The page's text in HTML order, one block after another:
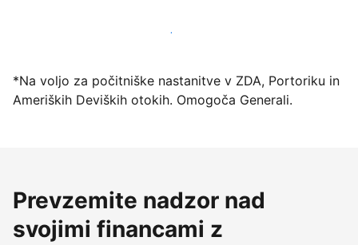
Danes ponudite nastanitev prek naše platforme
*Na voljo za počitniške nastanitve v ZDA, Portoriku in
Ameriških Deviških otokih. Omogoča Generali.
Prevzemite nadzor nad
svojimi financami z